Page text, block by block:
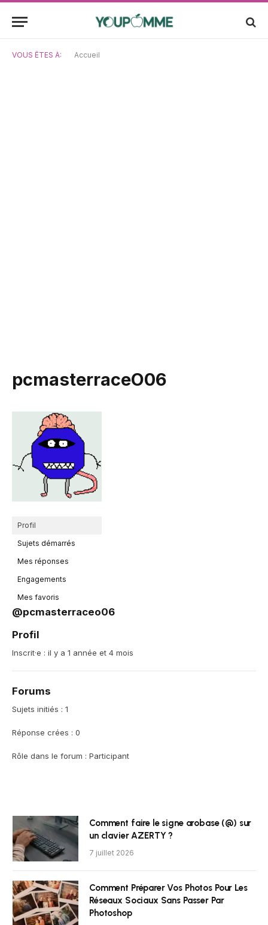
VOUS ÊTES À: Accueil
pcmasterraceO06
Profil
Sujets démarrés
Mes réponses
Engagements
Mes favoris
@pcmasterraceo06
Profil
Inscrit·e : il y a 1 année et 4 mois
Forums
Sujets initiés : 1
Réponse crées : 0
Rôle dans le forum : Participant
Comment faire le signe arobase (@) sur
un clavier AZERTY ?
7 juillet 2026
Comment Préparer Vos Photos Pour Les
Réseaux Sociaux Sans Passer Par
Photoshop